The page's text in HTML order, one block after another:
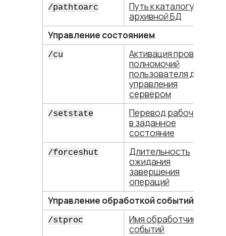
/pathtoarc
Путь к каталогу
архивной БД
Управление состоянием
/cu
Активация проверки
полномочий
пользователя для
управления
сервером
/setstate
Перевод рабочей БД
в заданное
состояние
/forceshut
Длительность
ожидания
завершения
операций
Управление обработкой событий
/stproc
Имя обработчика
событий